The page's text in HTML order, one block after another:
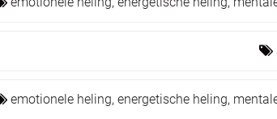
emotionele heling, energetische heling,